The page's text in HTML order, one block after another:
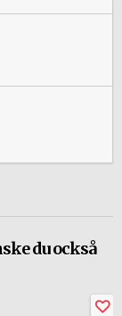
du också